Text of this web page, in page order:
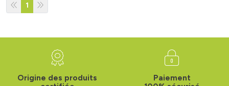
1
Origine des produits
Paiement